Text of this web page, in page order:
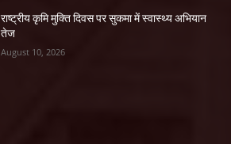
राष्ट्रीय कृमि मुक्ति दिवस पर सुकमा में स्वास्थ्य अभियान
तेज
August 10, 2026